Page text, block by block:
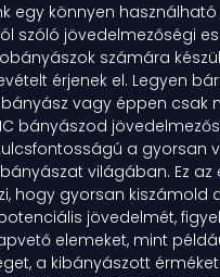
egy könnyen használható
szóló jövedelmezőségi
számára
érjenek el. Legyen
vagy éppen csak
bányászod
a gyorsan
világában. Ez az
hogy gyorsan kiszámold
jövedelmét,
elemeket, mint
a kibányászott